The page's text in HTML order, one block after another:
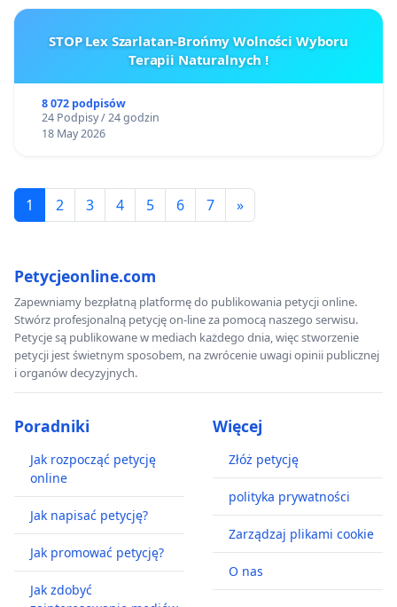
STOP Lex Szarlatan-Brońmy Wolności Wyboru
Terapii Naturalnych !
8 072 podpisów
24 Podpisy / 24 godzin
18 May 2026
1 2 3 4 5 6 7 »
Petycjeonline.com
Zapewniamy bezpłatną platformę do publikowania petycji online.
Stwórz profesjonalną petycję on-line za pomocą naszego serwisu.
Petycje są publikowane w mediach każdego dnia, więc stworzenie
petycji jest świetnym sposobem, na zwrócenie uwagi opinii publicznej
i organów decyzyjnych.
Poradniki
Jak rozpocząć petycję
online
Jak napisać petycję?
Jak promować petycję?
Jak zdobyć
Więcej
Złóż petycję
polityka prywatności
Zarządzaj plikami cookie
O nas